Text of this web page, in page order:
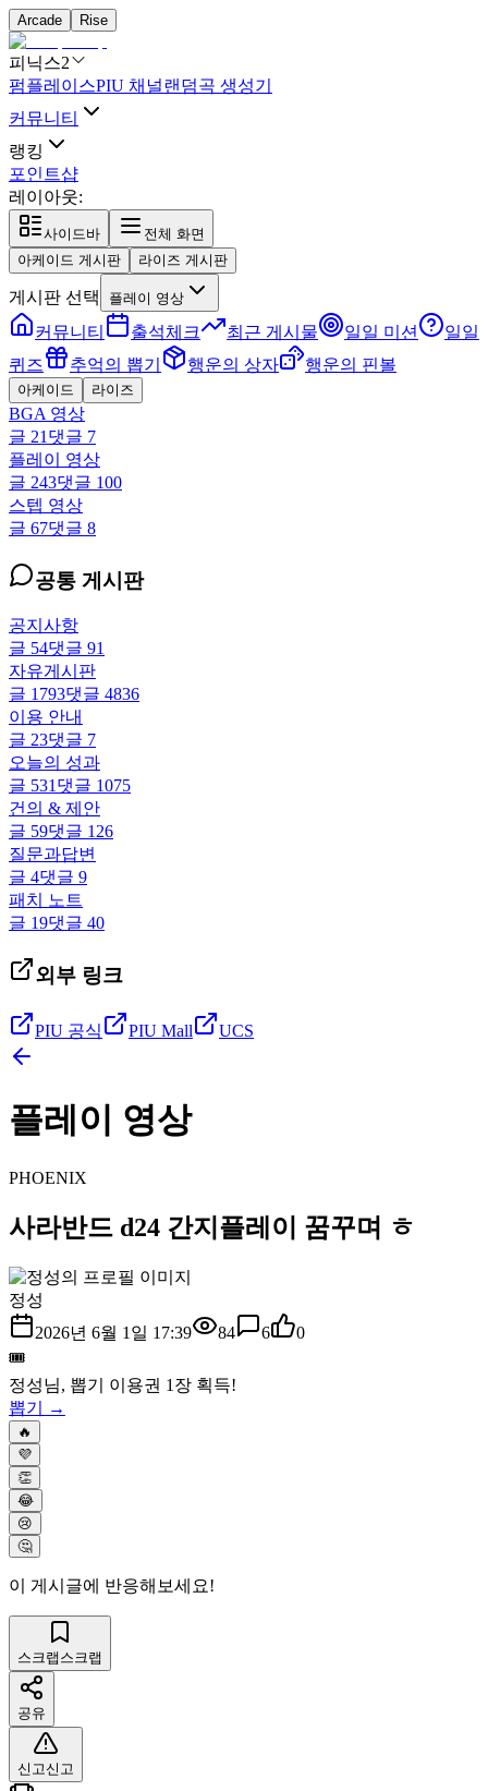
Arcade Rise
피닉스2
펌플레이스PIU 채널랜덤곡 생성기
커뮤니티
랭킹
포인트샵
레이아웃:
사이드바
전체 화면
아케이드 게시판
라이즈 게시판
게시판 선택 플레이 영상
커뮤니티 출석체크 최근 게시물 일일 미션
일일
퀴즈
추억의 뽑기 행운의 상자 행운의 핀볼
아케이드 라이즈
BGA 영상
글 21 댓글 7
플레이 영상
글 243댓글 100
스텝 영상
글 67댓글 8
공통 게시판
공지사항
글 54댓글 91
자유게시판
글 1793댓글 4836
이용 안내
글 23댓글 7
오늘의 성과
글 531댓글 1075
건의 & 제안
글 59댓글 126
질문과답변
글 4댓글 9
패치 노트
글 19댓글 40
외부 링크
PIU 공식 PIU Mall UCS
플레이 영상
PHOENIX
사라반드 d24 간지플레이 꿈꾸며 ㅎ
정성
2026년 6월 1일 17:39
84 6
0
🎟️
정성님, 뽑기 이용권 1 장 획득!
뽑기 →
🔥
💜
👏
😂
😢
🤔
이 게시글에 반응해보세요!
스크랩 스크랩
공유
신고신고